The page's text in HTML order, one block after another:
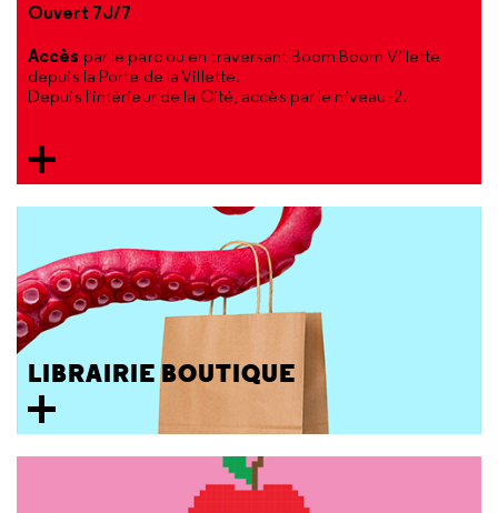
Ouvert 7J/7
Accès par le parc ou en traversant Boom Boom Villette
depuis la Porte de la Villette.
Depuis l'intérieur de la Cité, accès par le niveau -2.
LIBRAIRIE BOUTIQUE